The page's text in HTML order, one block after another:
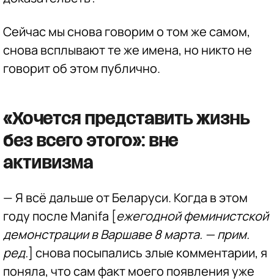
Сейчас мы снова говорим о том же самом,
снова всплывают те же имена, но никто не
говорит об этом публично.
«Хочется представить жизнь
без всего этого»: вне
активизма
— Я всё дальше от Беларуси. Когда в этом
году после Manifa [ежегодной феминистской
демонстрации в Варшаве 8 марта. — прим.
ред.] снова посыпались злые комментарии, я
поняла, что сам факт моего появления уже